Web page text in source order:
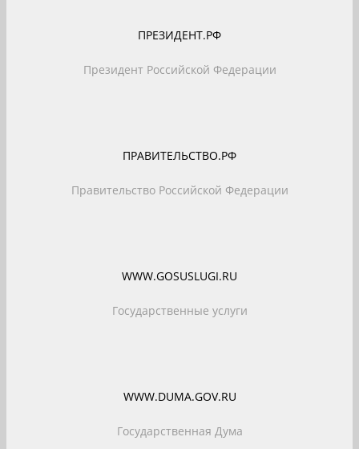
ПРЕЗИДЕНТ.РФ
Президент Российской Федерации
ПРАВИТЕЛЬСТВО.РФ
Правительство Российской Федерации
WWW.GOSUSLUGI.RU
Государственные услуги
WWW.DUMA.GOV.RU
Государственная Дума